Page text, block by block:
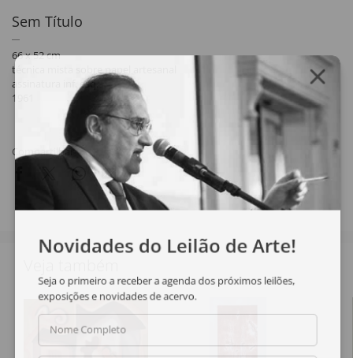
Sem Título
66 x 52 cm
técnica mista sobre papel artesanal
assinatura inf. esq.
1961
Compartilhar
Novidades do Leilão de Arte!
Seja o primeiro a receber a agenda dos próximos leilões,
exposições e novidades de acervo.
Nome Completo